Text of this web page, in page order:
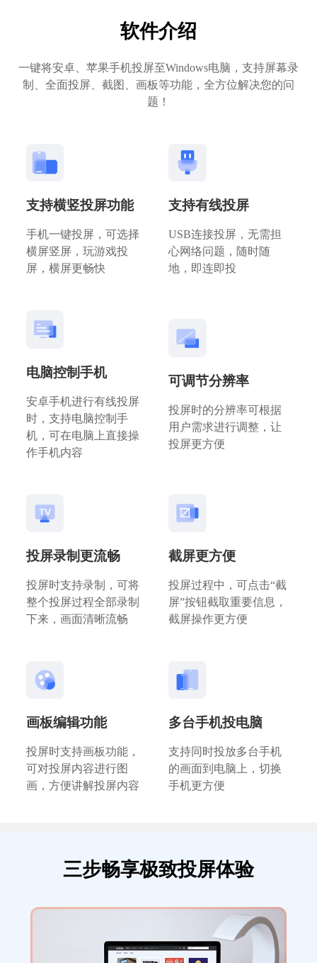
软件介绍
一键将安卓、苹果手机投屏至Windows电脑，支持屏幕录
制、全面投屏、截图、画板等功能，全方位解决您的问
题！
支持横竖投屏功能
手机一键投屏，可选择
横屏竖屏，玩游戏投
屏，横屏更畅快
支持有线投屏
USB连接投屏，无需担
心网络问题，随时随
地，即连即投
电脑控制手机
安卓手机进行有线投屏
时，支持电脑控制手
机，可在电脑上直接操
作手机内容
可调节分辨率
投屏时的分辨率可根据
用户需求进行调整，让
投屏更方便
投屏录制更流畅
投屏时支持录制，可将
整个投屏过程全部录制
下来，画面清晰流畅
截屏更方便
投屏过程中，可点击“截
屏”按钮截取重要信息，
截屏操作更方便
画板编辑功能
投屏时支持画板功能，
可对投屏内容进行图
画，方便讲解投屏内容
多台手机投电脑
支持同时投放多台手机
的画面到电脑上，切换
手机更方便
三步畅享极致投屏体验